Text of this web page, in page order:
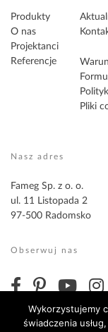
Produkty
O nas
Projektanci
Referencje
Pliki
Nasz adres
Fameg Sp. z o. o.
ul. 11 Listopada 2
97-500 Radomsko
Obserwuj nas
Wykorzystujemy
świadczenia